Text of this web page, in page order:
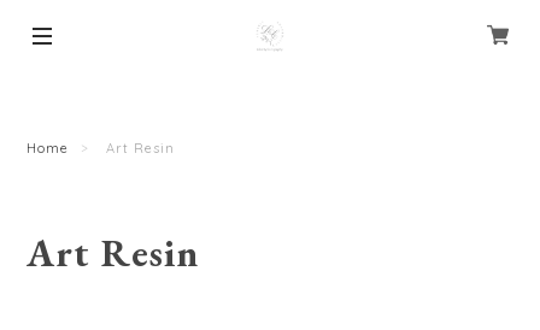
Home Art Resin
Art Resin